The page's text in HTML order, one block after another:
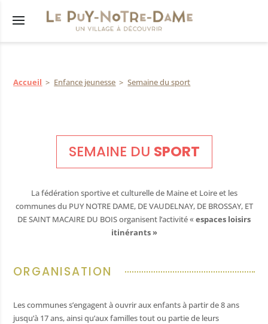
Accueil Enfance jeunesse Semaine du sport
SEMAINE DU SPORT
La fédération sportive et culturelle de Maine et Loire et les
communes du PUY NOTRE DAME, DE VAUDELNAY, DE BROSSAY, ET
DE SAINT MACAIRE DU BOIS organisent l’activité « espaces loisirs
itinérants »
ORGANISATION
Les communes s’engagent à ouvrir aux enfants à partir de 8 ans
jusqu’à 17 ans, ainsi qu’aux familles tout ou partie de leurs